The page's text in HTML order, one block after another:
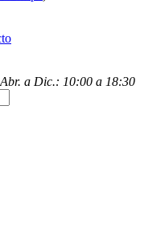
a Dic.: 10:00 a 18:30